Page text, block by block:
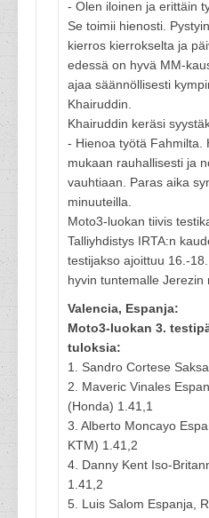
- Olen iloinen ja erittäin
Se toimii hienosti.
kierros kierrokselta ja
edessä on hyvä MM-
ajaa säännöllisesti
Khairuddin.
Khairuddin keräsi
- Hienoa työtä Fahmilta.
mukaan rauhallisesti ja
vauhtiaan. Paras aika
minuuteilla.
Moto3-luokan tiivis
Talliyhdistys IRTA:n
testijakso ajoittuu 16.-
hyvin tuntemalle Jerezin
Valencia, Espanja:
Moto3-luokan 3.
tuloksia:
1. Sandro Cortese
2. Maveric Vinales
(Honda) 1.41,1
3. Alberto Moncayo
KTM) 1.41,2
4. Danny Kent Iso-
1.41,2
5. Luis Salom Espanja,